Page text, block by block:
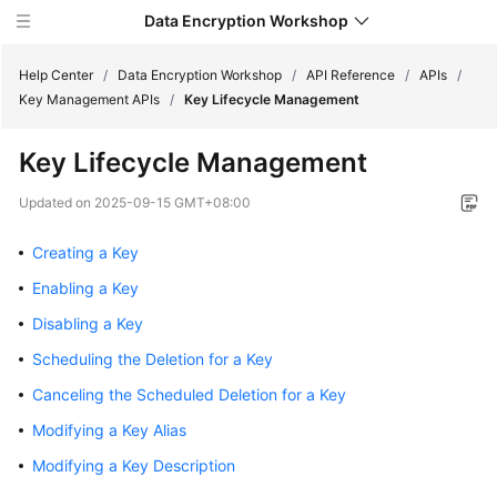
Data Encryption Workshop
New
Overview
Billing
Started
User
Help Center / Data Encryption Workshop / API Reference / APIs /
Key Management APIs / Key Lifecycle Management
Key Lifecycle Management
Updated on 2025-09-15 GMT+08:00
Creating a Key
Enabling a Key
Disabling a Key
Scheduling the Deletion for a Key
Canceling the Scheduled Deletion for a Key
Modifying a Key Alias
Modifying a Key Description